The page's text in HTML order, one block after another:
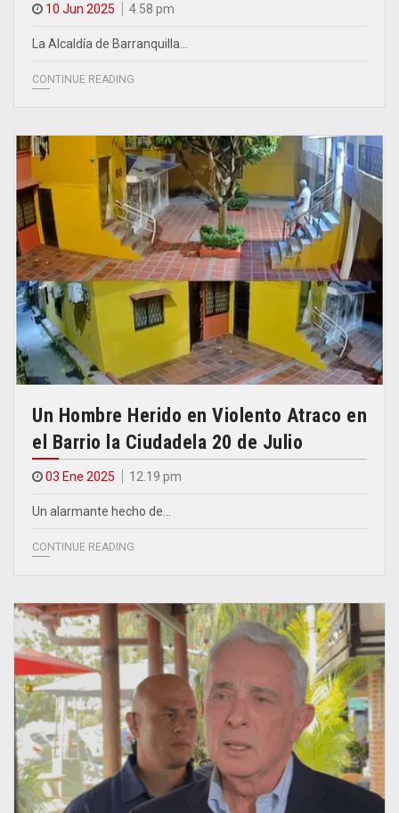
10 Jun 2025 4.58 pm
La Alcaldía de Barranquilla…
CONTINUE READING
Un Hombre Herido en Violento Atraco en
el Barrio la Ciudadela 20 de Julio
03 Ene 2025 12.19 pm
Un alarmante hecho de…
CONTINUE READING